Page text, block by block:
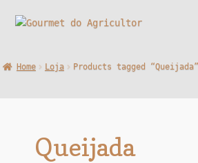
Ir
navegação
Saltar
conteúdo
Home Loja Products tagged “Queijada”
Queijada